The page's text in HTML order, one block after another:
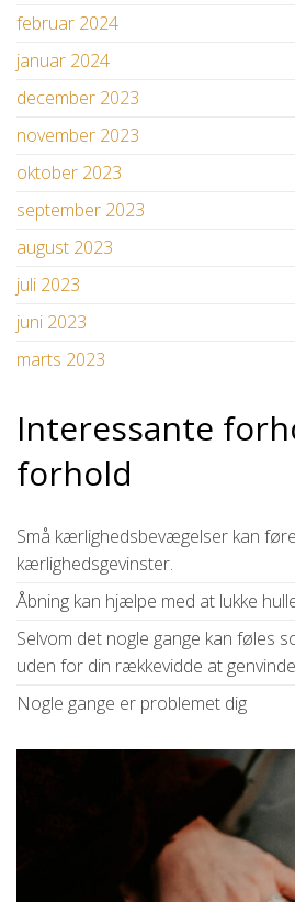
februar 2024
januar 2024
december 2023
november 2023
oktober 2023
september 2023
august 2023
juli 2023
juni 2023
marts 2023
Interessante
forhold
Små kærlighedsbevægelser kan
kærlighedsgevinster.
Åbning kan hjælpe med at lukke
Selvom det nogle gange kan føles
uden for din rækkevidde at
Nogle gange er problemet dig